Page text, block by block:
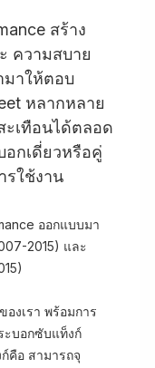
สร้าง
ความสบาย
าให้ตอบ
หลากหลาย
ะเทือนได้ตลอด
อกเดี่ยวหรือคู่
รใช้งาน
ออกแบบมา
2015) และ
งเรา พร้อมการ
ะบอกซับแท็งก์
คือ สามารถจุ